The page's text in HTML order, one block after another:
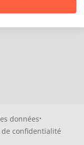
données·
de confidentialité